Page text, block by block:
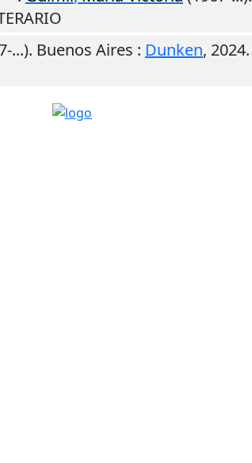
...). Buenos Aires : Dunken, 2024.